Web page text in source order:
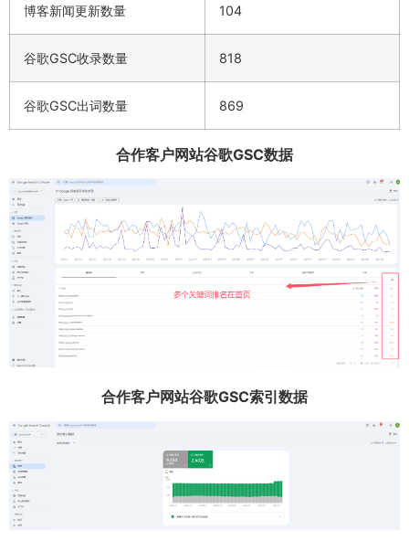
博客新闻更新数量 104
谷歌GSC收录数量 818
谷歌GSC出词数量 869
合作客户网站谷歌GSC数据
合作客户网站谷歌GSC索引数据